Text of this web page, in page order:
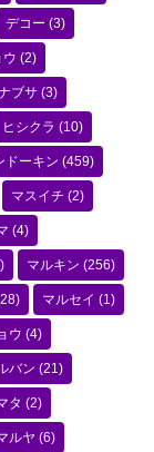
デコー (3)
ウ (2)
ブサ (3)
ヒシクラ (10)
ドーキン (459)
マスイチ (2)
(4)
マルキン (256)
マルセイ (1)
ウ (4)
バン (21)
タ (2)
ルヤ (6)